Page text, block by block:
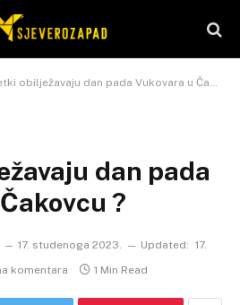
obilježavaju dan pada Vukovara u Čakovcu ?
dan pada
?
17. studenoga 2023. Updated: 17.
komentara 1 Min Read